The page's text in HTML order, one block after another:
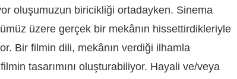
oluşumuzun biricikliği ortadayken. Sinema
üzere gerçek bir mekânın hissettirdikleriyle
Bir filmin dili, mekânın verdiği ilhamla
tasarımını oluşturabiliyor. Hayali ve/veya